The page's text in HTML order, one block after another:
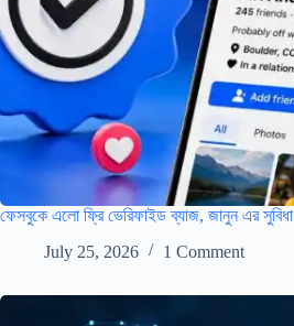
ফেসবুকে এলো ফ্রি ভেরিফাইড ব্যাজ, জানুন এর সুবিধা
July 25, 2026
1 Comment